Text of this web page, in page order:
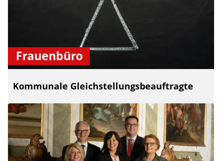
Frauenbüro
Kommunale Gleichstellungsbeauftragte